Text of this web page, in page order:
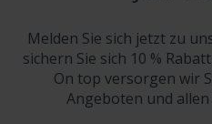
Melden Sie sich jetzt zu
sichern Sie sich 10 %
On top versorgen wir
Angeboten und